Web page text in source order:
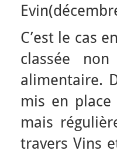
C’est le cas
classée
alimentaire.
mis en
mais
travers Vins